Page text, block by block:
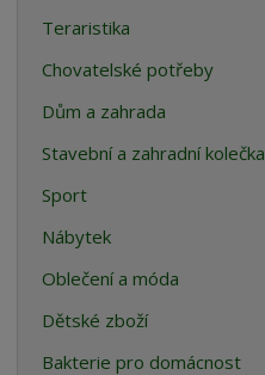
Teraristika
Chovatelské potřeby
Dům a zahrada
Stavební a zahradní kolečka
Sport
Nábytek
Oblečení a móda
Dětské zboží
Bakterie pro domácnost